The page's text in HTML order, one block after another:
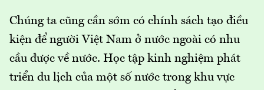
Chúng ta cũng cần sớm có chính sách tạo điều
kiện để người Việt Nam ở nước ngoài có nhu
cầu được về nước. Học tập kinh nghiệm phát
triển du lịch của một số nước trong khu vực